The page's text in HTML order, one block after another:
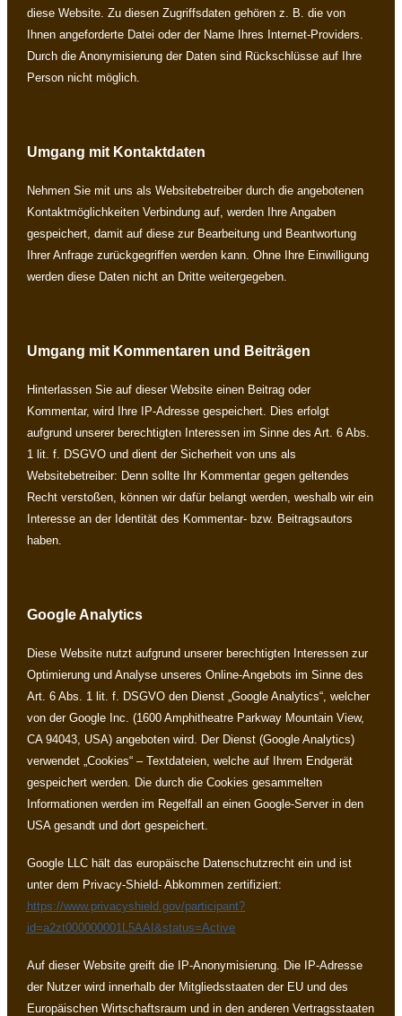
diese Website. Zu diesen Zugriffsdaten gehören z. B. die von
Ihnen angeforderte Datei oder der Name Ihres Internet-Providers.
Durch die Anonymisierung der Daten sind Rückschlüsse auf Ihre
Person nicht möglich.
Umgang mit Kontaktdaten
Nehmen Sie mit uns als Websitebetreiber durch die angebotenen
Kontaktmöglichkeiten Verbindung auf, werden Ihre Angaben
gespeichert, damit auf diese zur Bearbeitung und Beantwortung
Ihrer Anfrage zurückgegriffen werden kann. Ohne Ihre Einwilligung
werden diese Daten nicht an Dritte weitergegeben.
Umgang mit Kommentaren und Beiträgen
Hinterlassen Sie auf dieser Website einen Beitrag oder
Kommentar, wird Ihre IP-Adresse gespeichert. Dies erfolgt
aufgrund unserer berechtigten Interessen im Sinne des Art. 6 Abs.
1 lit. f. DSGVO und dient der Sicherheit von uns als
Websitebetreiber: Denn sollte Ihr Kommentar gegen geltendes
Recht verstoßen, können wir dafür belangt werden, weshalb wir ein
Interesse an der Identität des Kommentar- bzw. Beitragsautors
haben.
Google Analytics
Diese Website nutzt aufgrund unserer berechtigten Interessen zur
Optimierung und Analyse unseres Online-Angebots im Sinne des
Art. 6 Abs. 1 lit. f. DSGVO den Dienst „Google Analytics“, welcher
von der Google Inc. (1600 Amphitheatre Parkway Mountain View,
CA 94043, USA) angeboten wird. Der Dienst (Google Analytics)
verwendet „Cookies“ – Textdateien, welche auf Ihrem Endgerät
gespeichert werden. Die durch die Cookies gesammelten
Informationen werden im Regelfall an einen Google-Server in den
USA gesandt und dort gespeichert.
Google LLC hält das europäische Datenschutzrecht ein und ist
unter dem Privacy-Shield- Abkommen zertifiziert:
https://www.privacyshield.gov/participant?
id=a2zt000000001L5AAI&status=Active
Auf dieser Website greift die IP-Anonymisierung. Die IP-Adresse
der Nutzer wird innerhalb der Mitgliedsstaaten der EU und des
Europäischen Wirtschaftsraum und in den anderen Vertragsstaaten